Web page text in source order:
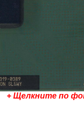
+ Щелкните по